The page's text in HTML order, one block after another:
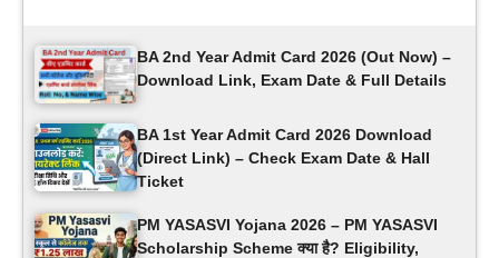
BA 2nd Year Admit Card 2026 (Out Now) –
Download Link, Exam Date & Full Details
BA 1st Year Admit Card 2026 Download
(Direct Link) – Check Exam Date & Hall
Ticket
PM YASASVI Yojana 2026 – PM YASASVI
Scholarship Scheme क्या है? Eligibility,